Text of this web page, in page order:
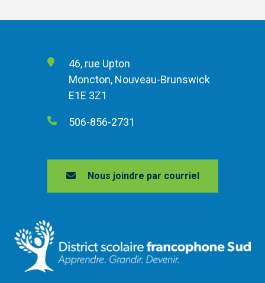
46, rue Upton
Moncton, Nouveau-Brunswick
E1E 3Z1
506-856-2731
Nous joindre par courriel